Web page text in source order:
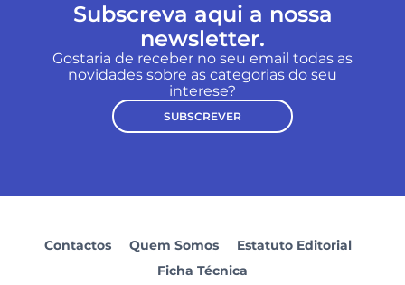
Subscreva aqui a nossa
newsletter.
Gostaria de receber no seu email todas as
novidades sobre as categorias do seu
interese?
SUBSCREVER
Contactos Quem Somos
Estatuto Editorial
Ficha Técnica